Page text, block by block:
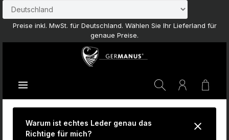
Zum Hauptinhalt springen
Preise inkl. MwSt. für Deutschland. Wählen Sie Ihr Lieferland für
genaue Preise.
Warum ist echtes Leder genau das
Richtige für mich?